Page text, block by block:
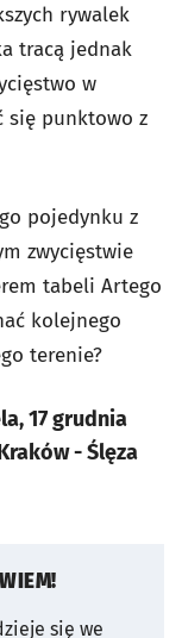
rywalek
tracą jednak
w
się punktowo z
pojedynku z
zwycięstwie
tabeli Artego
kolejnego
terenie?
17 grudnia
- Ślęza
się we